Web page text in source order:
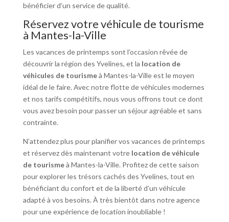
bénéficier d’un service de qualité.
Réservez votre véhicule de tourisme
à Mantes-la-Ville
Les vacances de printemps sont l’occasion rêvée de
découvrir la région des Yvelines, et la location de
véhicules de tourismeà Mantes-la-Ville est le moyen
idéal de le faire. Avec notre flotte de véhicules modernes
et nos tarifs compétitifs, nous vous offrons tout ce dont
vous avez besoin pour passer un séjour agréable et sans
contrainte.
N’attendez plus pour planifier vos vacances de printemps
et réservez dès maintenant votre location de véhicule
de tourismeà Mantes-la-Ville. Profitez de cette saison
pour explorer les trésors cachés des Yvelines, tout en
bénéficiant du confort et de la liberté d’un véhicule
adapté à vos besoins. À très bientôt dans notre agence
pour une expérience de location inoubliable !